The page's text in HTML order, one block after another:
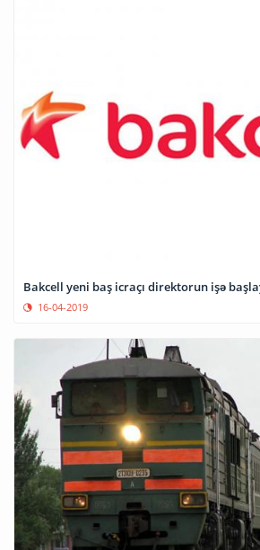
Bakcell yeni baş icraçı direktorun işə
16-04-2019